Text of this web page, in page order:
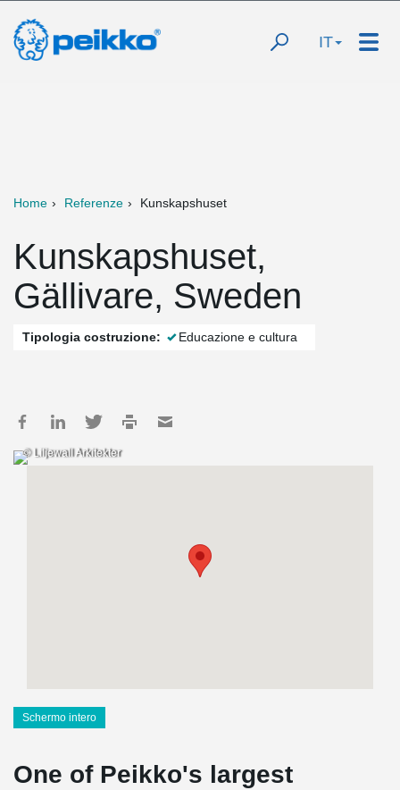
IT
Home Referenze Kunskapshuset
Kunskapshuset,
Gällivare, Sweden
Tipologia costruzione: Educazione e cultura
© Liljewall Arkitekter
Schermo intero
One of Peikko's largest